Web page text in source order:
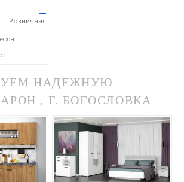
—
Розничная
99
НАДЕЖНУЮ
, Г. БОГОСЛОВКА